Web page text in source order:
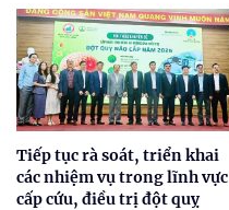
Tiếp tục rà soát, triển khai
các nhiệm vụ trong lĩnh vực
cấp cứu, điều trị đột quỵ